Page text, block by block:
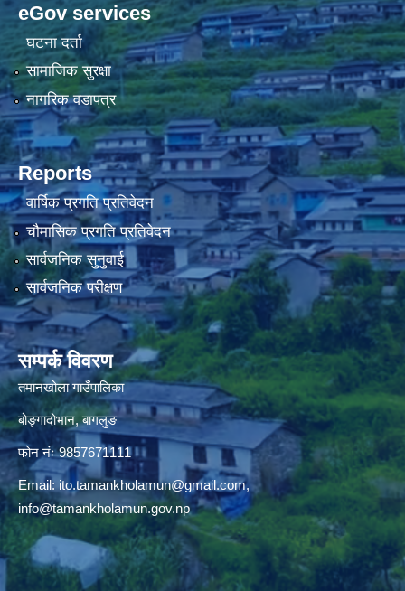
eGov services
घटना दर्ता
सामाजिक सुरक्षा
नागरिक वडापत्र
Reports
वार्षिक प्रगति प्रतिवेदन
चौमासिक प्रगति प्रतिवेदन
सार्वजनिक सुनुवाई
सार्वजनिक परीक्षण
सम्पर्क विवरण
तमानखोला गाउँपालिका
बोङ्गादोभान, बागलुङ
फोन नंः 9857671111
Email: ito.tamankholamun@gmail.com,
info@tamankholamun.gov.np